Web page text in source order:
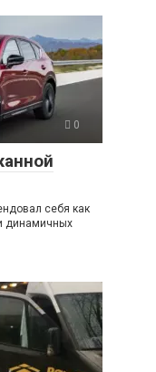
0
себя как
динамичных